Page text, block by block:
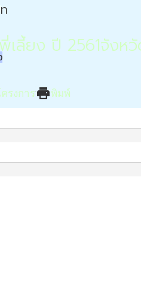
ลี้ยง ปี 2561จังห
รงการprintพิมพ์